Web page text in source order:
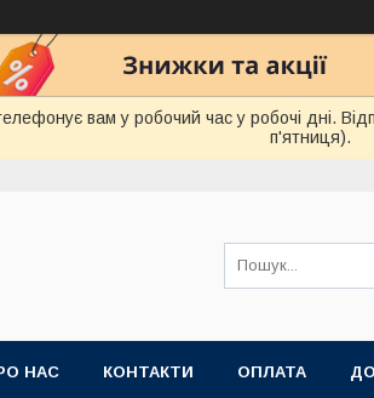
вам у робочий час у робочі дні.
п'ятниця).
НАС КОНТАКТИ ОПЛАТА